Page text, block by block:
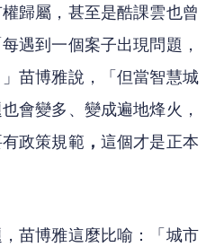
歸屬，甚至是酷課雲也曾
遇到一個案子出現問題，
苗博雅說，「但當智慧城
會變多、變成遍地烽火，
政策規範 ， 這個才是正本
苗博雅這麼比喻：「城市